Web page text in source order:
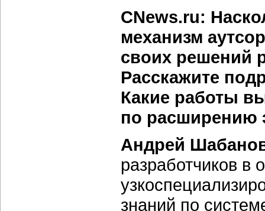
CNews.ru:
механизм
своих решений
Расскажите
Какие работы
по расширению
Андрей
разработчиков в
знаний по